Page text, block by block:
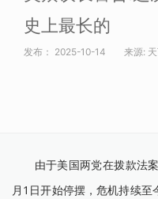
史上最长的
发布： 2025-10-14 来源:
由于美国两党在拨款法案
月1日开始停摆，危机持续